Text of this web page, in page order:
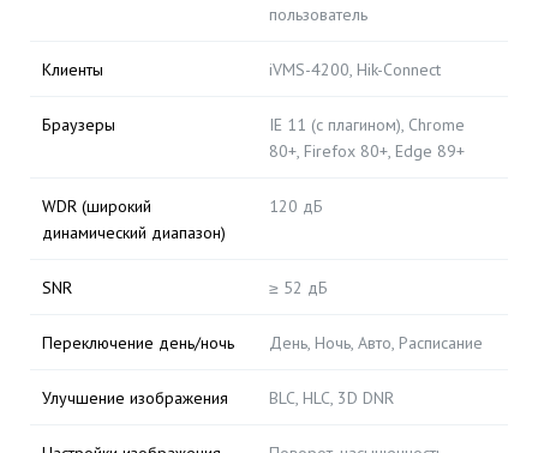
пользователь
Клиенты iVMS-4200, Hik-Connect
Браузеры
IE 11 (с плагином), Chrome
80+, Firefox 80+, Edge 89+
WDR (широкий
динамический диапазон)
120 дБ
SNR ≥ 52 дБ
Переключение день/ночь День, Ночь, Авто, Расписание
Улучшение изображения BLC, HLC, 3D DNR